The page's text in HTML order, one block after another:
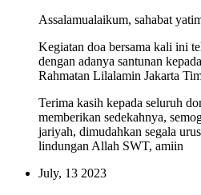
Assalamualaikum, sahabat
Kegiatan doa bersama kali ini
dengan adanya santunan
Rahmatan Lilalamin Jakarta
Terima kasih kepada seluruh
memberikan sedekahnya,
jariyah, dimudahkan segala
lindungan Allah SWT, amiin
July, 13 2023